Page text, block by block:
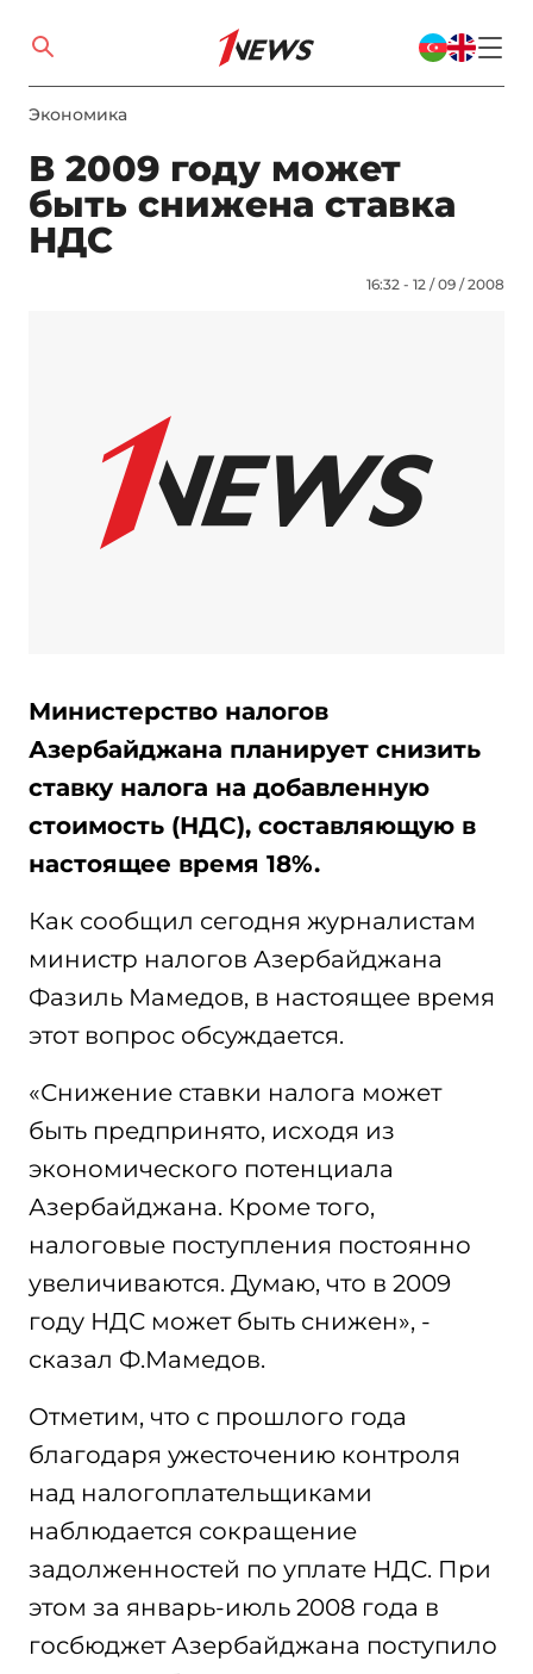
Экономика
В 2009 году может
быть снижена ставка
НДС
16:32 - 12 / 09 / 2008
Министерство налогов
Азербайджана планирует снизить
ставку налога на добавленную
стоимость (НДС), составляющую в
настоящее время 18%.
Как сообщил сегодня журналистам
министр налогов Азербайджана
Фазиль Мамедов, в настоящее время
этот вопрос обсуждается.
«Снижение ставки налога может
быть предпринято, исходя из
экономического потенциала
Азербайджана. Кроме того,
налоговые поступления постоянно
увеличиваются. Думаю, что в 2009
году НДС может быть снижен», -
сказал Ф.Мамедов.
Отметим, что с прошлого года
благодаря ужесточению контроля
над налогоплательщиками
наблюдается сокращение
задолженностей по уплате НДС. При
этом за январь-июль 2008 года в
госбюджет Азербайджана поступило